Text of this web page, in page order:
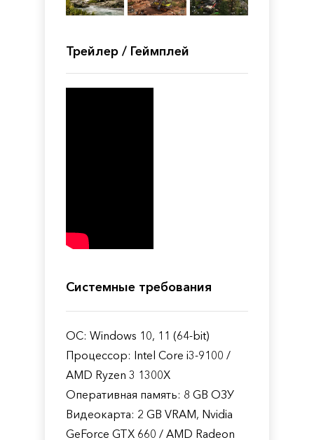
Трейлер / Геймплей
Системные требования
ОС: Windows 10, 11 (64-bit)
Процессор: Intel Core i3-9100 /
AMD Ryzen 3 1300X
Оперативная память: 8 GB ОЗУ
Видеокарта: 2 GB VRAM, Nvidia
GeForce GTX 660 / AMD Radeon